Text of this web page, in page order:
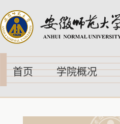
首页 学院概况